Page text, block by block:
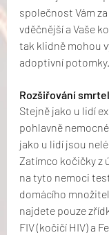
společnost Vám
vděčnější a Vaše
tak klidně mohou
adoptivní potomky.
Rozšiřování
Stejně jako u lidí
pohlavně
jako u lidí jsou
Zatímco kočičky z
na tyto nemoci
domácího
najdete pouze
FIV (kočičí HIV) a